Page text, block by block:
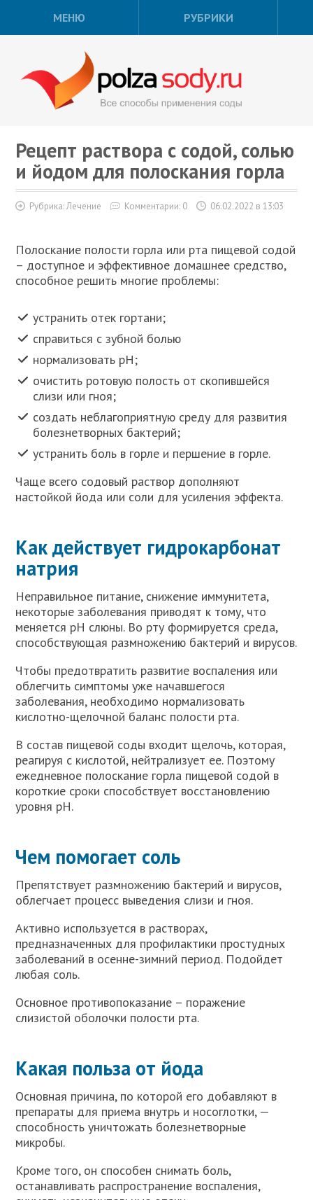
МЕНЮ РУБРИКИ
Рецепт раствора с содой, солью
и йодом для полоскания горла
Рубрика:Лечение Комментарии: 0 06.02.2022 в 13:03
Полоскание полости горла или рта пищевой содой
– доступное и эффективное домашнее средство,
способное решить многие проблемы:
устранить отек гортани;
справиться с зубной болью
нормализовать рН;
очистить ротовую полость от скопившейся
слизи или гноя;
создать неблагоприятную среду для развития
болезнетворных бактерий;
устранить боль в горле и першение в горле.
Чаще всего содовый раствор дополняют
настойкой йода или соли для усиления эффекта.
Как действует гидрокарбонат
натрия
Неправильное питание, снижение иммунитета,
некоторые заболевания приводят к тому, что
меняется рН слюны. Во рту формируется среда,
способствующая размножению бактерий и вирусов.
Чтобы предотвратить развитие воспаления или
облегчить симптомы уже начавшегося
заболевания, необходимо нормализовать
кислотно-щелочной баланс полости рта.
В состав пищевой соды входит щелочь, которая,
реагируя с кислотой, нейтрализует ее. Поэтому
ежедневное полоскание горла пищевой содой в
короткие сроки способствует восстановлению
уровня рН.
Чем помогает соль
Препятствует размножению бактерий и вирусов,
облегчает процесс выведения слизи и гноя.
Активно используется в растворах,
предназначенных для профилактики простудных
заболеваний в осенне-зимний период. Подойдет
любая соль.
Основное противопоказание – поражение
слизистой оболочки полости рта.
Какая польза от йода
Основная причина, по которой его добавляют в
препараты для приема внутрь и носоглотки, —
способность уничтожать болезнетворные
микробы.
Кроме того, он способен снимать боль,
останавливать распространение воспаления,